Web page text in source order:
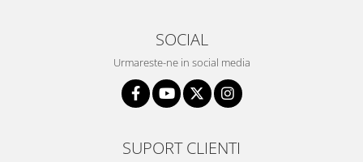
SOCIAL
Urmareste-ne in social media
SUPORT CLIENTI